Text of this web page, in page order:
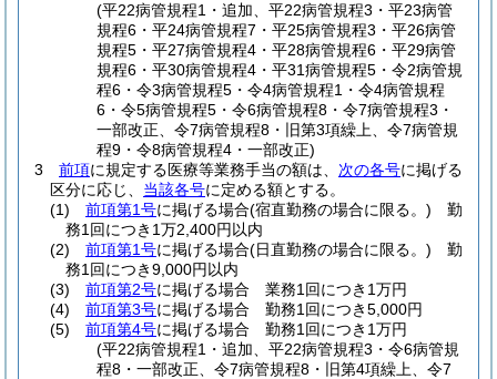
(平22病管規程1・追加、平22病管規程3・平23病管
規程6・平24病管規程7・平25病管規程3・平26病管
規程5・平27病管規程4・平28病管規程6・平29病管
規程6・平30病管規程4・平31病管規程5・令2病管規
程6・令3病管規程5・令4病管規程1・令4病管規程
6・令5病管規程5・令6病管規程8・令7病管規程3・
一部改正、令7病管規程8・旧第3項繰上、令7病管規
程9・令8病管規程4・一部改正)
3
前項に規定する医療等業務手当の額は、 次の各号に掲げる
区分に応じ、 当該各号に定める額とする。
(1)
前項第1号に掲げる場合(宿直勤務の場合に限る。) 勤
務1回につき1万2,400円以内
(2)
前項第1号に掲げる場合(日直勤務の場合に限る。) 勤
務1回につき9,000円以内
(3)
前項第2号に掲げる場合 業務1回につき1万円
(4)
前項第3号に掲げる場合 勤務1回につき5,000円
(5)
前項第4号に掲げる場合 勤務1回につき1万円
(平22病管規程1・追加、平22病管規程3・令6病管規
程8・一部改正、令7病管規程8・旧第4項繰上、令7